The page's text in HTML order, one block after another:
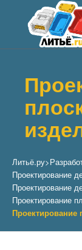
Литьё.ру>
Проектирование
Проектирование
Проектирование
Проектирование